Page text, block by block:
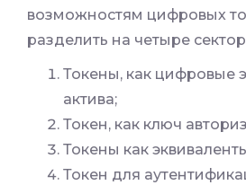
возможностям цифровых
разделить на четыре
Токены, как цифровые
актива;
Токен, как ключ
Токены как
Токен для